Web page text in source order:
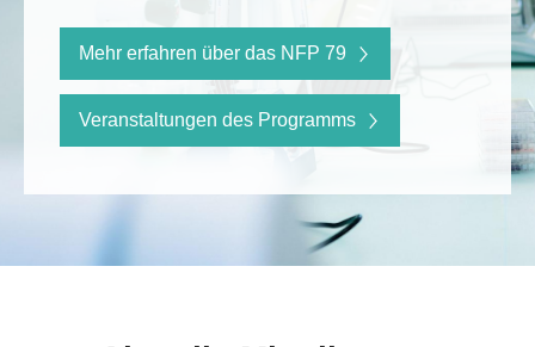
Mehr erfahren über das NFP 79
Veranstaltungen des Programms